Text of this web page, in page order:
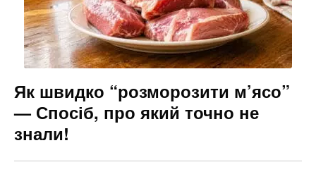
Як швидко “розморозити м’ясо”
— Спосіб, про який точно не
знали!